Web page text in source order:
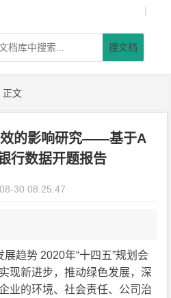
|
搜文档
正文
效的影响研究——基于A
行数据开题报告
30 08:25:47
展趋势 2020年“十四五”规划会
现新进步，推动绿色发展，深
业的环境、社会责任、公司治